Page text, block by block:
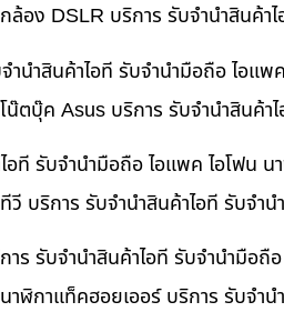
อง DSLR บริการ รับจำนำสินค้
นำสินค้าไอที รับจำนำมือถือ ไอแ
ตบุ๊ค Asus บริการ รับจำนำสินค้
อที รับจำนำมือถือ ไอแพค ไอโฟน
บริการ รับจำนำสินค้าไอที รับจ
ร รับจำนำสินค้าไอที รับจำนำมือ
ฬิกาแท็คฮอยเออร์ บริการ รับจำ